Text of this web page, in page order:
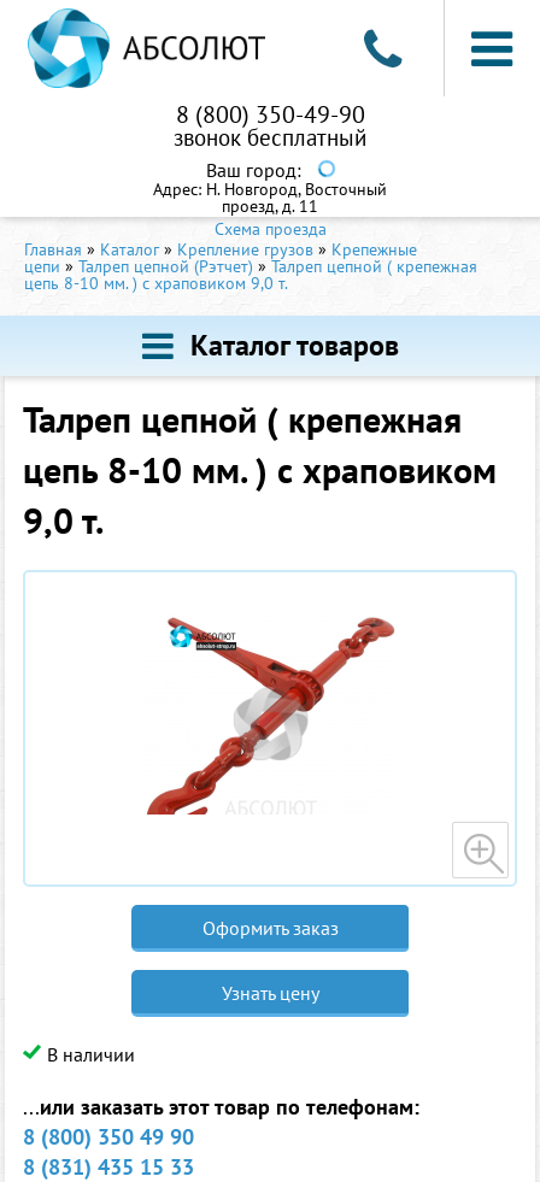
8 (800) 350-49-90
звонок бесплатный
Ваш город:
Адрес: Н. Новгород, Восточный
проезд, д. 11
Схема проезда
Главная » Каталог» Крепление грузов » Крепежные
цепи » Талреп цепной (Рэтчет) » Талреп цепной ( крепежная
цепь 8-10 мм. ) с храповиком 9,0 т.
Каталог товаров
Талреп цепной ( крепежная
цепь 8-10 мм. ) с храповиком
9,0 т.
Оформить заказ
Узнать цену
В наличии
...или заказать этот товар по телефонам:
8 (800) 350 49 90
8 (831) 435 15 33